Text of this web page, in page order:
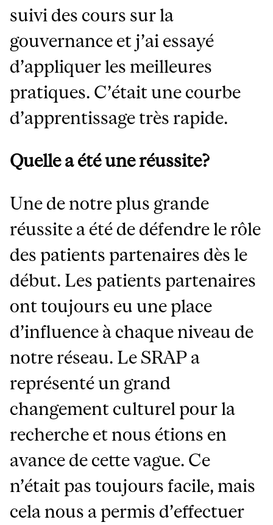
suivi des cours sur la
gouvernance et j’ai essayé
d’appliquer les meilleures
pratiques. C’était une courbe
d’apprentissage très rapide.
Quelle a été une réussite?
Une de notre plus grande
réussite a été de défendre le rôle
des patients partenaires dès le
début. Les patients partenaires
ont toujours eu une place
d’influence à chaque niveau de
notre réseau. Le SRAP a
représenté un grand
changement culturel pour la
recherche et nous étions en
avance de cette vague. Ce
n’était pas toujours facile, mais
cela nous a permis d’effectuer